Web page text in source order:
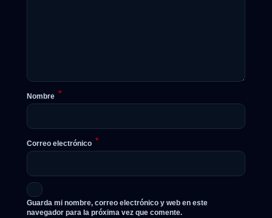
Nombre *
Correo electrónico *
Guarda mi nombre, correo electrónico y web en este
navegador para la próxima vez que comente.